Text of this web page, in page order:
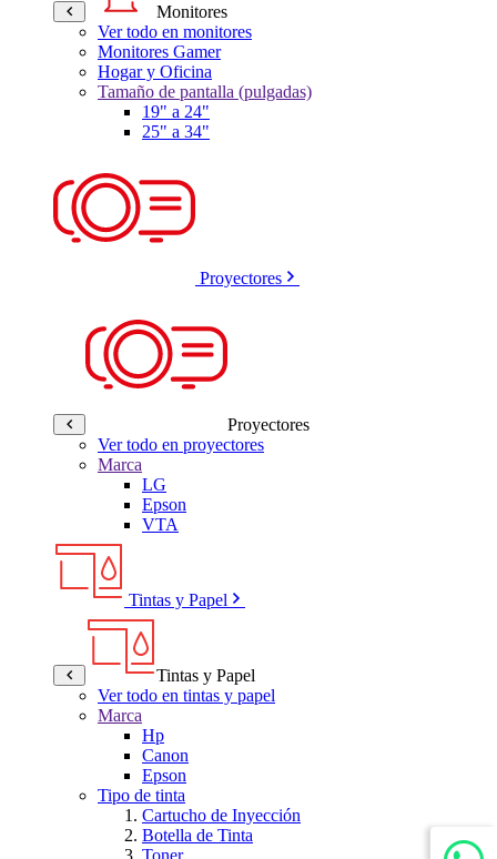
Monitores
Ver todo en monitores
Monitores Gamer
Hogar y Oficina
Tamaño de pantalla (pulgadas)
19" a 24"
25" a 34"
Proyectores
Proyectores
Ver todo en proyectores
Marca
LG
Epson
VTA
Tintas y Papel
Tintas y Papel
Ver todo en tintas y papel
Marca
Hp
Canon
Epson
Tipo de tinta
Cartucho de Inyección
Botella de Tinta
Toner